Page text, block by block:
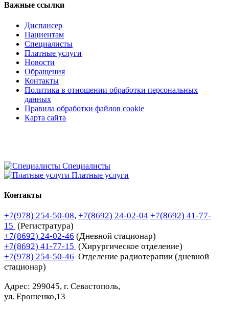
Важные ссылки
Диспансер
Пациентам
Специалисты
Платные услуги
Новости
Обращения
Контакты
Политика в отношении обработки персональных
данных
Правила обработки файлов cookie
Карта сайта
Специалисты
Платные услуги
Контакты
+7(978) 254-50-08, +7(8692) 24-02-04 +7(8692) 41-77-
15 (Регистратура)
+7(8692) 24-02-46 (Дневной стационар)
+7(8692) 41-77-15 (Хирургическое отделение)
+7(978) 254-50-46 Отделение радиотерапии (дневной
стационар)
Адрес: 299045, г. Севастополь,
ул. Ерошенко,13